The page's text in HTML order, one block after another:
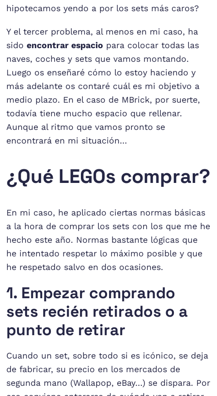
hipotecamos yendo a por los sets más caros?
Y el tercer problema, al menos en mi caso, ha
sidoencontrar espacio para colocar todas las
naves, coches y sets que vamos montando.
Luego os enseñaré cómo lo estoy haciendo y
más adelante os contaré cuál es mi objetivo a
medio plazo. En el caso de MBrick, por suerte,
todavía tiene mucho espacio que rellenar.
Aunque al ritmo que vamos pronto se
encontrará en mi situación…
¿Qué LEGOs comprar?
En mi caso, he aplicado ciertas normas básicas
a la hora de comprar los sets con los que me he
hecho este año. Normas bastante lógicas que
he intentado respetar lo máximo posible y que
he respetado salvo en dos ocasiones.
1. Empezar comprando
sets recién retirados o a
punto de retirar
Cuando un set, sobre todo si es icónico, se deja
de fabricar, su precio en los mercados de
segunda mano (Wallapop, eBay…) se dispara. Por